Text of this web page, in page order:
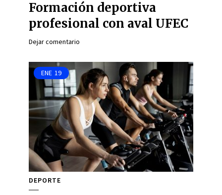
Formación deportiva
profesional con aval UFEC
Dejar comentario
ENE 19
DEPORTE